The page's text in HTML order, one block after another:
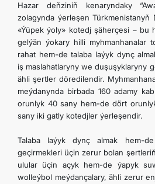
BIRLEŞEN MILLETLER
ILERI TUTULÝAN
ÇYKYŞLAR WE
DIPLOMATIÝA
HEMIŞELIK
Hazar deňziniň kenaryndaky
zolagynda ýerleşen Türkmenistanyň
«Ýüpek ýoly» kotedj şäherçesi – bu
gelýän ýokary hilli myhmanhanalar
rahat hem-de talaba laýyk dynç
iş maslahatlaryny we duşuşyklaryny
ähli şertler döredilendir.
meýdanynda birbada 160 adamy
orunlyk 40 sany hem-de dört
sany iki gatly kotedjler ýerleşendir.
Talaba laýyk dynç almak hem-
geçirmekleri üçin zerur bolan
ulular üçin açyk hem-de ýapyk
wolleýbol meýdançalary, ähli zerur